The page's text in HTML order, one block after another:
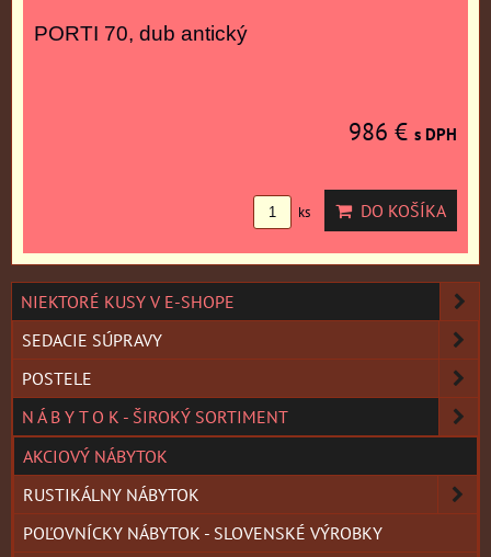
PORTI 70, dub antický
986 € s DPH
ks DO KOŠÍKA
NIEKTORÉ KUSY V E-SHOPE
SEDACIE SÚPRAVY
POSTELE
N Á B Y T O K - ŠIROKÝ SORTIMENT
AKCIOVÝ NÁBYTOK
RUSTIKÁLNY NÁBYTOK
POĽOVNÍCKY NÁBYTOK - SLOVENSKÉ VÝROBKY